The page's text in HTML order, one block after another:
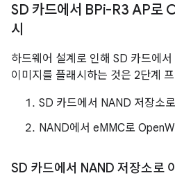
SD 카드에서 BPi-R3 AP로
시
하드웨어 설계로 인해 SD 카드에
이미지를 플래시하는 것은 2단계
SD 카드에서 NAND 저장소
NAND에서 eMMC로
SD 카드에서 NAND 저장소로